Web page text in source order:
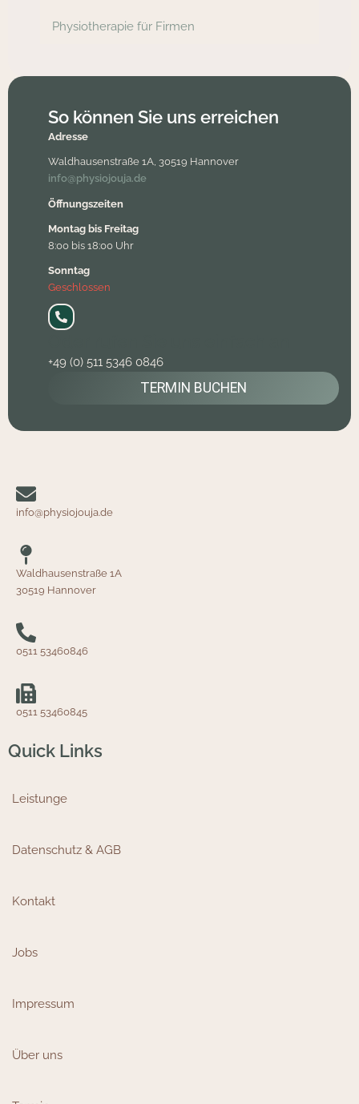
Physiotherapie für Firmen
So können Sie uns erreichen
Adresse
Waldhausenstraße 1A, 30519 Hannover
info@physiojouja.de
Öffnungszeiten
Montag bis Freitag
8:00 bis 18:00 Uhr
Sonntag
Geschlossen
+49 (0) 511 5346 0846
TERMIN BUCHEN
info@physiojouja.de
Waldhausenstraße 1A
30519 Hannover
0511 53460846
0511 53460845
Quick Links
Leistunge
Datenschutz & AGB
Kontakt
Jobs
Impressum
Über uns